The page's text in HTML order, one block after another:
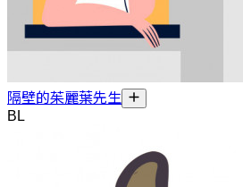
隔壁的茱麗葉先生
BL